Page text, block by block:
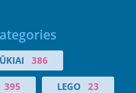
386
395 LEGO 23